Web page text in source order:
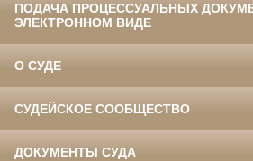
ПОДАЧА ПРОЦЕССУАЛЬНЫХ
ЭЛЕКТРОННОМ ВИДЕ
О СУДЕ
СУДЕЙСКОЕ СООБЩЕСТВО
ДОКУМЕНТЫ СУДА